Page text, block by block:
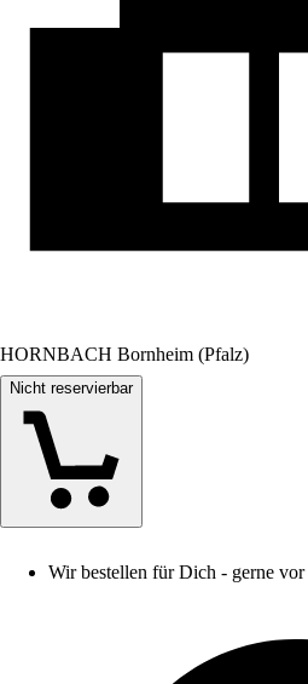
HORNBACH Bornheim (Pfalz)
Nicht reservierbar
Wir bestellen für Dich - gerne